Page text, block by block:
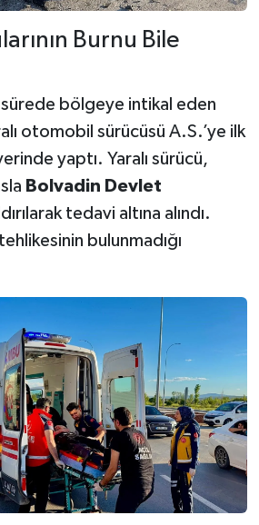
Burnu Bile
sürede bölgeye intikal eden
otomobil sürücüsü A.S.’ye ilk
yaptı. Yaralı sürücü,
Bolvadin Devlet
tedavi altına alındı.
bulunmadığı